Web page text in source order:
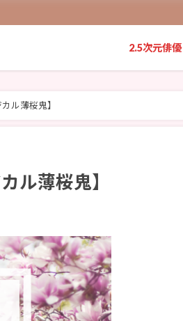
2.5次元俳優
ル薄桜鬼】
ル薄桜鬼】